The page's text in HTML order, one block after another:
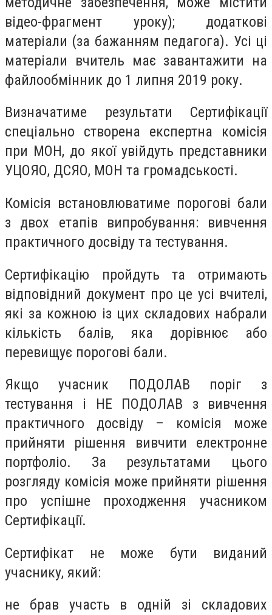
відео-фрагмент уроку); додаткові
матеріали (за бажанням педагога). Усі ці
матеріали вчитель має завантажити на
файлообмінник до 1 липня 2019 року.
Визначатиме результати Сертифікації
спеціально створена експертна комісія
при МОН, до якої увійдуть представники
УЦОЯО, ДСЯО, МОН та громадськості.
Комісія встановлюватиме порогові бали
з двох етапів випробування: вивчення
практичного досвіду та тестування.
Сертифікацію пройдуть та отримають
відповідний документ про це усі вчителі,
які за кожною із цих складових набрали
кількість балів, яка дорівнює або
перевищує порогові бали.
Якщо учасник ПОДОЛАВ поріг з
тестування і НЕ ПОДОЛАВ з вивчення
практичного досвіду – комісія може
прийняти рішення вивчити електронне
портфоліо. За результатами цього
розгляду комісія може прийняти рішення
про успішне проходження учасником
Сертифікації.
Сертифікат не може бути виданий
учаснику, який:
не брав участь в одній зі складових